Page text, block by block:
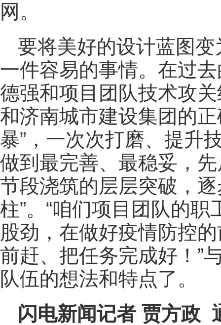
网。
要将美好的设计蓝图
一件容易的事情。在过
德强和项目团队技术攻
和济南城市建设集团的
暴”，一次次打磨、提升
做到最完善、最稳妥，
节段浇筑的层层突破，
柱”。“咱们项目团队的
股劲，在做好疫情防控
前赶、把任务完成好！”
队伍的想法和特点了。
闪电新闻记者 贾方政